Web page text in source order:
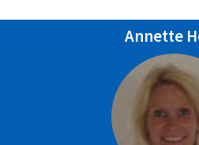
Annette